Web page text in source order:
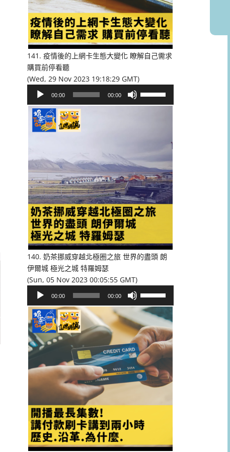
或
降
低
音
量。
141. 疫情後的上網卡生態大變化 瞭解自己需求
購買前停看聽
(Wed, 29 Nov 2023 19:18:29 GMT)
播
放
00:00 00:00
以
提
高
或
降
量。
140. 奶茶挪威穿越北極圈之旅 世界的盡頭 朗
伊爾城 極光之城 特羅姆瑟
(Sun, 05 Nov 2023 00:05:55 GMT)
播
放
器
00:00 00:00
向
上/
向
下
鍵
以
提
或
降
低